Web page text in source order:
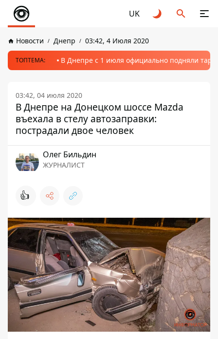
UK
Новости Днепр 03:42, 4 Июля 2020
ТОПТЕМА: В Днепре с 1 июля официально подняли
03:42, 04 июля 2020
В Днепре на Донецком шоссе Mazda
въехала в стелу автозаправки:
пострадали двое человек
Олег Бильдин
ЖУРНАЛИСТ
👍